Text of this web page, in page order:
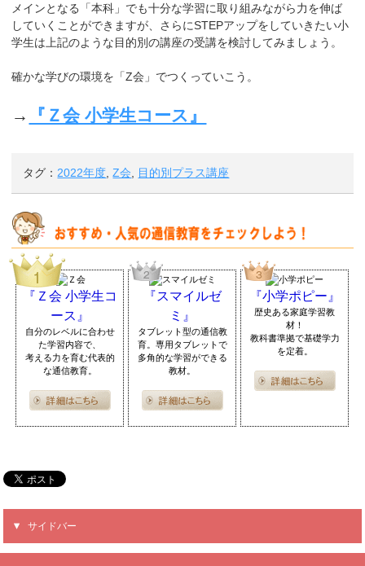
メインとなる「本科」でも十分な学習に取り組みながら力を伸ば
していくことができますが、さらにSTEPアップをしていきたい小
学生は上記のような目的別の講座の受講を検討してみましょう。
確かな学びの環境を「Z会」でつくっていこう。
→ 『Ｚ会 小学生コース』
タグ： 2022年度 ,Z会 目的別プラス講座
『Ｚ会 小学生コ
ース』
自分のレベルに合わせ
た学習内容で、
考える力を育む代表的
な通信教育。
『スマイルゼ
ミ』
タブレット型の通信教
育。専用タブレットで
多角的な学習ができる
教材。
『小学ポピー』
歴史ある家庭学習教
材！
教科書準拠で基礎学力
を定着。
サイドバー